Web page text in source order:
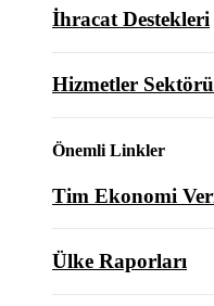
İhracat Destekleri
Hizmetler
Önemli Linkler
Tim Ekonomi
Ülke Raporları